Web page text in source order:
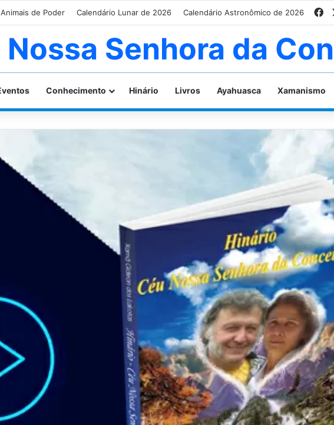
Animais de Poder Calendário Lunar de 2026 Calendário Astronômico de 2026
Nossa Senhora da
Conhecimento Hinário Livros Ayahuasca Xamanismo